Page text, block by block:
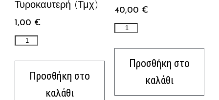
Τυροκαυτερή (τμχ)
1,00 €
Προσθήκη στο
καλάθι
40,00 €
Προσθήκη στο
καλάθι